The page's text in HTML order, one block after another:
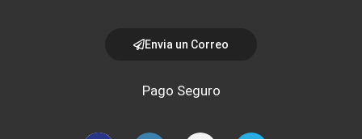
Envia un Correo
Pago Seguro